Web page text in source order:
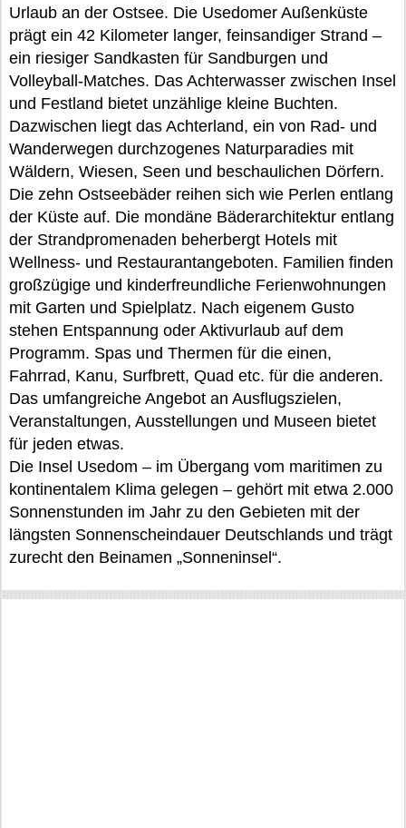
Urlaub an der Ostsee. Die Usedomer Außenküste
prägt ein 42 Kilometer langer, feinsandiger Strand –
ein riesiger Sandkasten für Sandburgen und
Volleyball-Matches. Das Achterwasser zwischen Insel
und Festland bietet unzählige kleine Buchten.
Dazwischen liegt das Achterland, ein von Rad- und
Wanderwegen durchzogenes Naturparadies mit
Wäldern, Wiesen, Seen und beschaulichen Dörfern.
Die zehn Ostseebäder reihen sich wie Perlen entlang
der Küste auf. Die mondäne Bäderarchitektur entlang
der Strandpromenaden beherbergt Hotels mit
Wellness- und Restaurantangeboten. Familien finden
großzügige und kinderfreundliche Ferienwohnungen
mit Garten und Spielplatz. Nach eigenem Gusto
stehen Entspannung oder Aktivurlaub auf dem
Programm. Spas und Thermen für die einen,
Fahrrad, Kanu, Surfbrett, Quad etc. für die anderen.
Das umfangreiche Angebot an Ausflugszielen,
Veranstaltungen, Ausstellungen und Museen bietet
für jeden etwas.
Die Insel Usedom – im Übergang vom maritimen zu
kontinentalem Klima gelegen – gehört mit etwa 2.000
Sonnenstunden im Jahr zu den Gebieten mit der
längsten Sonnenscheindauer Deutschlands und trägt
zurecht den Beinamen „Sonneninsel“.